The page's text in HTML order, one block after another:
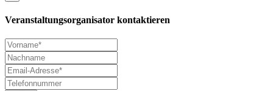
Veranstaltungsorganisator kontaktieren